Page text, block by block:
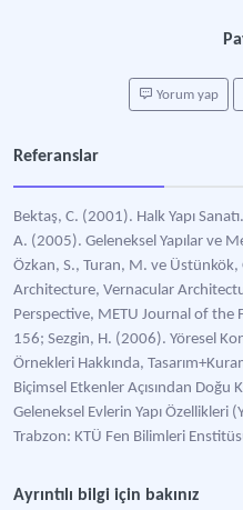
Yorum yap
Referanslar
Bektaş, C. (2001). Halk Yapı
A. (2005). Geleneksel Yapılar ve
Özkan, S., Turan, M. ve
Architecture, Vernacular
Perspective, METU Journal of
156; Sezgin, H. (2006). Yöresel
Örnekleri Hakkında,
Biçimsel Etkenler Açısından Doğu
Geleneksel Evlerin Yapı Özellikleri
Trabzon: KTÜ Fen Bilimleri
Ayrıntılı bilgi için bakınız